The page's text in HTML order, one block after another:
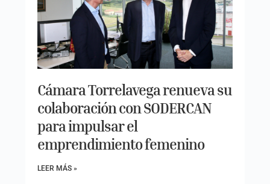
Cámara Torrelavega renueva su
colaboración con SODERCAN
para impulsar el
emprendimiento femenino
LEER MÁS »